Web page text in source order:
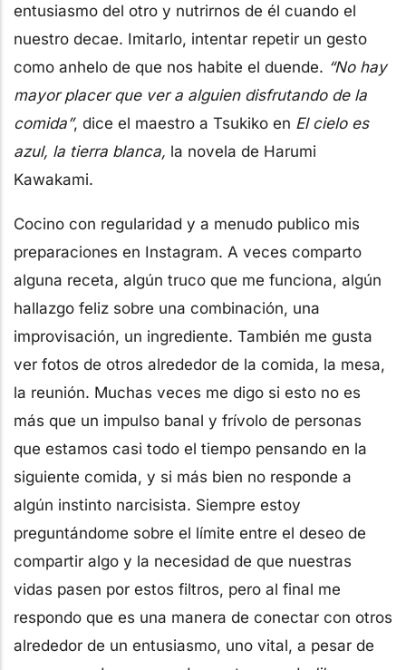
entusiasmo del otro y nutrirnos de él cuando el
nuestro decae. Imitarlo, intentar repetir un gesto
como anhelo de que nos habite el duende. “No hay
mayor placer que ver a alguien disfrutando de la
comida”, dice el maestro a Tsukiko en El cielo es
azul, la tierra blanca, la novela de Harumi
Kawakami.
Cocino con regularidad y a menudo publico mis
preparaciones en Instagram. A veces comparto
alguna receta, algún truco que me funciona, algún
hallazgo feliz sobre una combinación, una
improvisación, un ingrediente. También me gusta
ver fotos de otros alrededor de la comida, la mesa,
la reunión. Muchas veces me digo si esto no es
más que un impulso banal y frívolo de personas
que estamos casi todo el tiempo pensando en la
siguiente comida, y si más bien no responde a
algún instinto narcisista. Siempre estoy
preguntándome sobre el límite entre el deseo de
compartir algo y la necesidad de que nuestras
vidas pasen por estos filtros, pero al final me
respondo que es una manera de conectar con otros
alrededor de un entusiasmo, uno vital, a pesar de